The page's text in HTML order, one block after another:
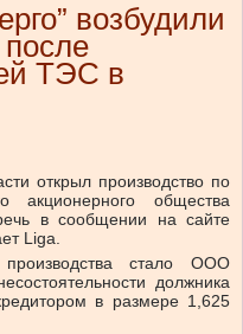
возбудили
после
ТЭС в
открыл производство по
акционерного общества
в сообщении на сайте
Liga.
стало ООО
должника
в размере 1,625